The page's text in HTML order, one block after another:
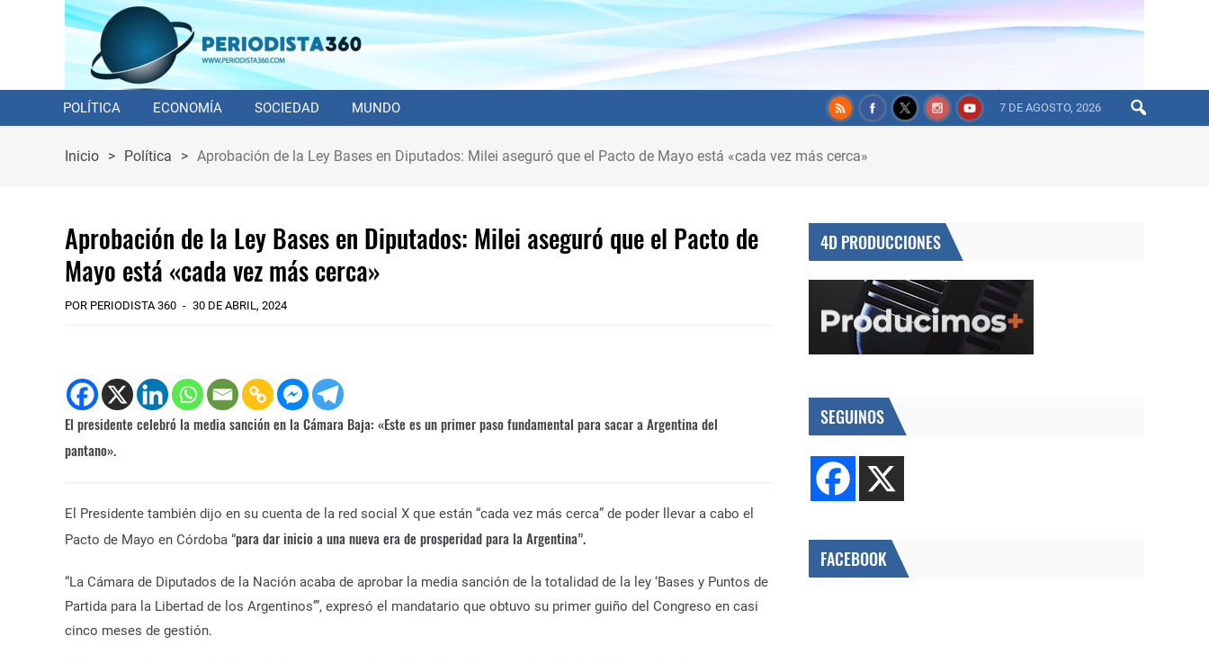
POLÍTICA ECONOMÍA SOCIEDAD MUNDO 7 DE AGOSTO, 2026
Inicio > Política > Aprobación de la Ley Bases en Diputados: Milei aseguró que el Pacto de Mayo está «cada vez más cerca»
Aprobación de la Ley Bases en Diputados: Milei aseguró que el Pacto de
Mayo está «cada vez más cerca»
POR PERIODISTA 360 30 DE ABRIL, 2024
El presidente celebró la media sanción en la Cámara Baja: «Este es un primer paso fundamental para sacar a Argentina del
pantano».
El Presidente también dijo en su cuenta de la red social X que están “cada vez más cerca” de poder llevar a cabo el
Pacto de Mayo en Córdoba “para dar inicio a una nueva era de prosperidad para la Argentina”.
“La Cámara de Diputados de la Nación acaba de aprobar la media sanción de la totalidad de la ley ‘Bases y Puntos de
Partida para la Libertad de los Argentinos’”, expresó el mandatario que obtuvo su primer guiño del Congreso en casi
cinco meses de gestión.
4D PRODUCCIONES
SEGUINOS
FACEBOOK